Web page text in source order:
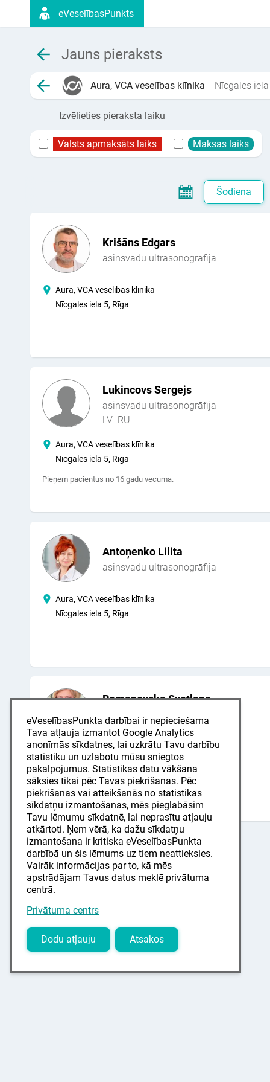
eVeselībasPunkts
Jauns pieraksts
Aura, VCA veselības klīnika Nīcgales
Izvēlieties pieraksta laiku
Valsts apmaksāts laiks Maksas laiks
Šodiena
Krišāns Edgars
asinsvadu ultrasonogrāfija
Aura, VCA veselības klīnika
Nīcgales iela 5, Rīga
Lukincovs Sergejs
asinsvadu ultrasonogrāfija
LV RU
Aura, VCA veselības klīnika
Nīcgales iela 5, Rīga
Pieņem pacientus no 16 gadu vecuma.
Antoņenko Lilita
asinsvadu ultrasonogrāfija
Aura, VCA veselības klīnika
Nīcgales iela 5, Rīga
Romanovska Svetlana
asinsvadu ultrasonogrāfija
LV EN RU
Aura, VCA veselības klīnika
Nīcgales iela 5, Rīga
Pieņem pacientus no 7 gadu vecuma.
eVeselībasPunkta darbībai ir nepieciešama
Tava atļauja izmantot Google Analytics
anonīmās sīkdatnes, lai uzkrātu Tavu darbību
statistiku un uzlabotu mūsu sniegtos
pakalpojumus. Statistikas datu vākšana
sāksies tikai pēc Tavas piekrišanas. Pēc
piekrišanas vai atteikšanās no statistikas
sīkdatņu izmantošanas, mēs pieglabāsim
Tavu lēmumu sīkdatnē, lai neprasītu atļauju
atkārtoti. Ņem vērā, ka dažu sīkdatņu
izmantošana ir kritiska eVeselībasPunkta
darbībā un šis lēmums uz tiem neattieksies.
Vairāk informācijas par to, kā mēs
apstrādājam Tavus datus meklē privātuma
centrā.
Privātuma centrs
Dodu atļauju Atsakos